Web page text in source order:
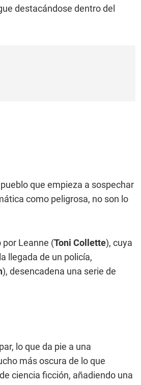
destacándose dentro del
que empieza a sospechar
como peligrosa, no son lo
por Leanne (Toni Collette), cuya
llegada de un policía,
), desencadena una serie de
lo que da pie a una
más oscura de lo que
ciencia ficción, añadiendo una